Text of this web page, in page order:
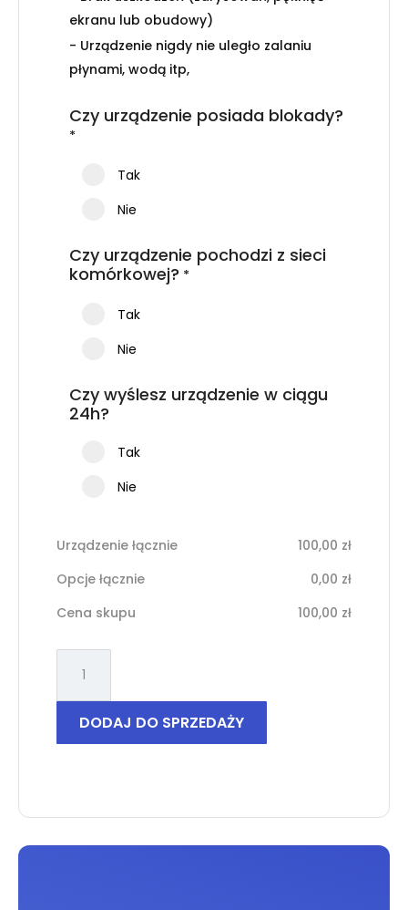
ekranu lub obudowy)
- Urządzenie nigdy nie uległo zalaniu
płynami, wodą itp,
Czy urządzenie posiada blokady?
*
Tak
Nie
Czy urządzenie pochodzi z sieci
komórkowej? *
Tak
Nie
Czy wyślesz urządzenie w ciągu
24h?
Tak
Nie
Urządzenie łącznie 100,00 zł
Opcje łącznie
0,00 zł
Cena skupu
100,00 zł
Xiaomi
Redmi
5G
DODAJ DO SPRZEDAŻY